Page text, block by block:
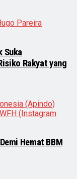
Suka
Rakyat yang
Hemat BBM